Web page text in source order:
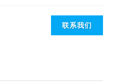
联系我们